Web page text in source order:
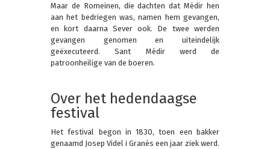
Maar de Romeinen, die dachten dat Médir hen
aan het bedriegen was, namen hem gevangen,
en kort daarna Sever ook. De twee werden
gevangen genomen en uiteindelijk
geëxecuteerd. Sant Médir werd de
patroonheilige van de boeren.
Over het hedendaagse
festival
Het festival begon in 1830, toen een bakker
genaamd Josep Videl i Granés een jaar ziek werd.